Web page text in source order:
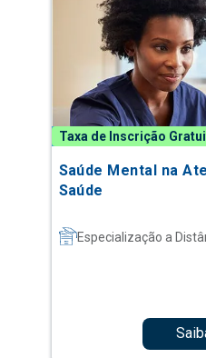
Taxa de Inscrição
Saúde Mental na
Saúde
Especialização a